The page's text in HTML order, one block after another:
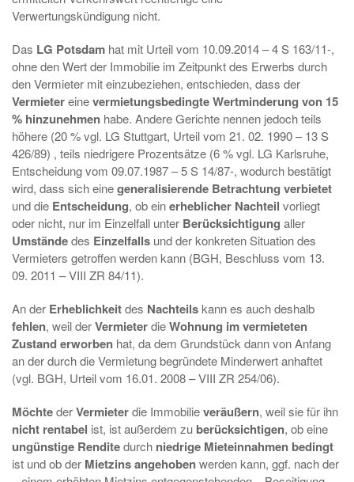
Verwertungskündigung nicht.
Das LG Potsdam hat mit Urteil vom 10.09.2014 – 4 S 163/11-,
ohne den Wert der Immobilie im Zeitpunkt des Erwerbs durch
den Vermieter mit einzubeziehen, entschieden, dass der
Vermietereinevermietungsbedingte Wertminderung von 15
% hinzunehmen habe. Andere Gerichte nennen jedoch teils
höhere (20 % vgl. LG Stuttgart, Urteil vom 21. 02. 1990 – 13 S
426/89) , teils niedrigere Prozentsätze (6 % vgl. LG Karlsruhe,
Entscheidung vom 09.07.1987 – 5 S 14/87-, wodurch bestätigt
wird, dass sich einegeneralisierende Betrachtung verbietet
und die Entscheidung, ob einerheblicher Nachteil vorliegt
oder nicht, nur im Einzelfall unter Berücksichtigung aller
Umständedes Einzelfalls und der konkreten Situation des
Vermieters getroffen werden kann (BGH, Beschluss vom 13.
09. 2011 – VIII ZR 84/11).
An der Erheblichkeitdes Nachteils kann es auch deshalb
fehlen, weil derVermieterdieWohnung im vermieteten
Zustand erworben hat, da dem Grundstück dann von Anfang
an der durch die Vermietung begründete Minderwert anhaftet
(vgl. BGH, Urteil vom 16.01. 2008 – VIII ZR 254/06).
MöchtederVermieterdie Immobilieveräußern, weil sie für ihn
nicht rentabel ist, ist außerdem zu berücksichtigen, ob eine
ungünstige Renditedurch niedrige Mieteinnahmen bedingt
ist und ob der Mietzins angehobenwerden kann, ggf. nach der